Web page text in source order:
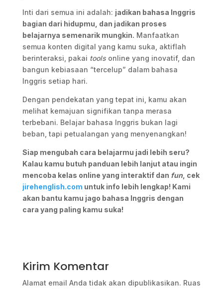
Inti dari semua ini adalah: jadikan bahasa Inggris
bagian dari hidupmu, dan jadikan proses
belajarnya semenarik mungkin. Manfaatkan
semua konten digital yang kamu suka, aktiflah
berinteraksi, pakai toolsonline yang inovatif, dan
bangun kebiasaan “tercelup” dalam bahasa
Inggris setiap hari.
Dengan pendekatan yang tepat ini, kamu akan
melihat kemajuan signifikan tanpa merasa
terbebani. Belajar bahasa Inggris bukan lagi
beban, tapi petualangan yang menyenangkan!
Siap mengubah cara belajarmu jadi lebih seru?
Kalau kamu butuh panduan lebih lanjut atau ingin
mencoba kelas online yang interaktif dan fun, cek
jirehenglish.com untuk info lebih lengkap! Kami
akan bantu kamu jago bahasa Inggris dengan
cara yang paling kamu suka!
Kirim Komentar
Alamat email Anda tidak akan dipublikasikan. Ruas